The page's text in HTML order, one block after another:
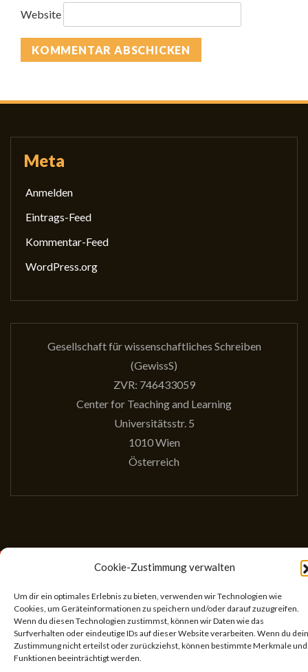
Cookie-Zustimmung verwalten
Um dir ein optimales Erlebnis zu bieten, verwenden wir Technologien wie
Cookies, um Geräteinformationen zu speichern und/oder darauf zuzugreifen.
Wenn du diesen Technologien zustimmst, können wir Daten wie das
Surfverhalten oder eindeutige IDs auf dieser Website verarbeiten. Wenn du
Zustimmung nicht erteilst oder zurückziehst, können bestimmte Merkmale und
Funktionen beeinträchtigt werden.
Website
Meta
Anmelden
Eintrags-Feed
Kommentar-Feed
WordPress.org
Gesellschaft für wissenschaftliches Schreiben
(GewissS)
ZVR: 746433059
Center for Teaching and Learning
Universitätsstr. 5
1010 Wien
Österreich
Theme Designed byIndiThemes|Gesellschaft für
Suchen
nach: